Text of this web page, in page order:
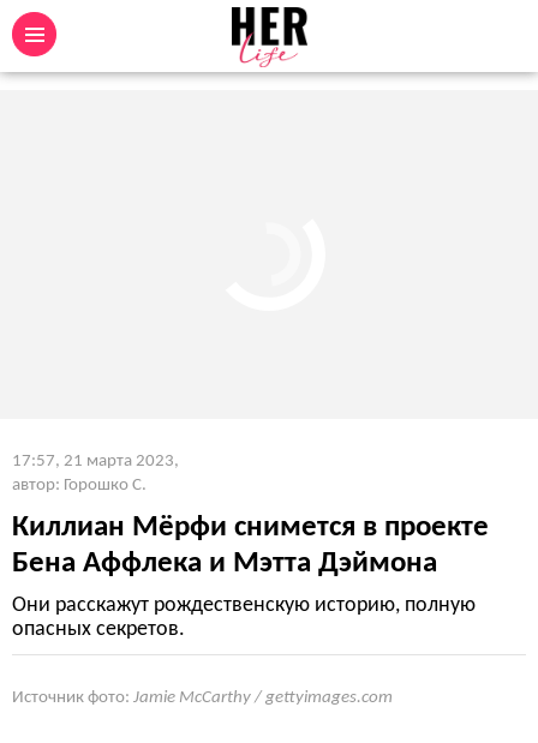
17:57, 21 марта 2023,
автор: Горошко С.
Киллиан Мёрфи снимется в проекте
Бена Аффлека и Мэтта Дэймона
Они расскажут рождественскую историю, полную
опасных секретов.
Источник фото: Jamie McCarthy / gettyimages.com